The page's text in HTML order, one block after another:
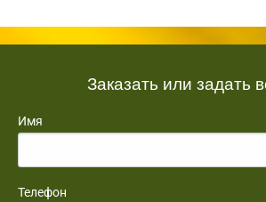
Заказать или задать
Имя
Телефон